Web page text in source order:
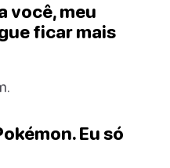
você, meu
ficar mais
Eu só